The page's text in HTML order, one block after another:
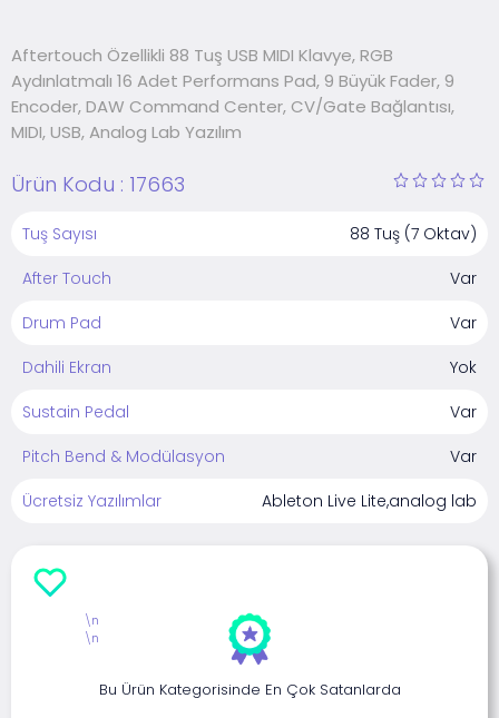
Aftertouch Özellikli 88 Tuş USB MIDI Klavye, RGB
Aydınlatmalı 16 Adet Performans Pad, 9 Büyük Fader, 9
Encoder, DAW Command Center, CV/Gate Bağlantısı,
MIDI, USB, Analog Lab Yazılım
Ürün Kodu : 17663
Tuş Sayısı
88 Tuş (7 Oktav)
After Touch
Var
Drum Pad
Var
Dahili Ekran
Yok
Sustain Pedal
Var
Pitch Bend & Modülasyon
Var
Ücretsiz Yazılımlar
Ableton Live Lite,analog lab
Bu Ürün Kategorisinde En Çok Satanlarda
\n
\n